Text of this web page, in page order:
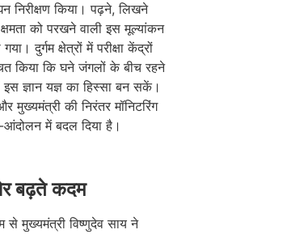
निरीक्षण किया। पढ़ने, लिखने
को परखने वाली इस मूल्यांकन
दुर्गम क्षेत्रों में परीक्षा केंद्रों
किया कि घने जंगलों के बीच रहने
ज्ञान यज्ञ का हिस्सा बन सकें।
मुख्यमंत्री की निरंतर मॉनिटरिंग
में बदल दिया है।
बढ़ते कदम
से मुख्यमंत्री विष्णुदेव साय ने